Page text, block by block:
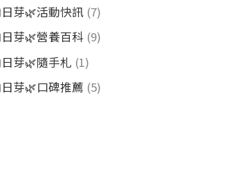
芽🌿活動快訊 (7)
芽🌿營養百科 (9)
芽🌿隨手札 (1)
芽🌿口碑推薦 (5)